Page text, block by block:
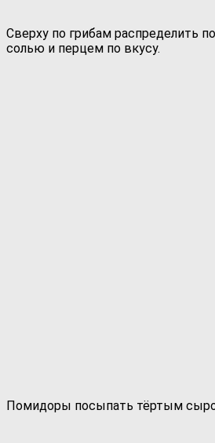
Сверху по грибам распределить
солью и перцем по вкусу.
Помидоры посыпать тёртым